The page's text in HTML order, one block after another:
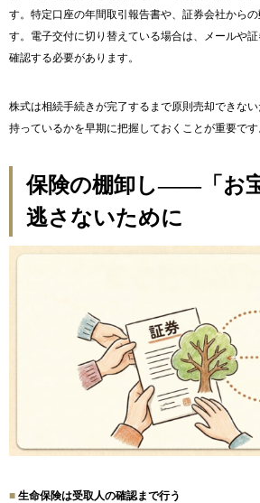
す。特定口座の年間取引報告書や、証券会社から
す。電子交付に切り替えている場合は、メールや
確認する必要があります。
株式は相続手続きが完了するまで原則売却できな
持っているかを早期に把握しておくことが重要です
保険の棚卸し——「お
逃さないために
生命保険は受取人の確認まで行う